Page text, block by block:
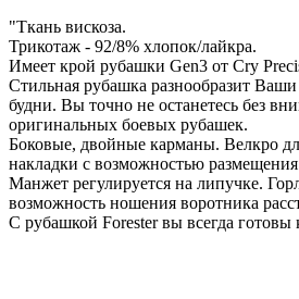
"Ткань вискоза.
Трикотаж - 92/8% хлопок/лайкра.
Имеет крой рубашки Gen3 от Cry
Стильная рубашка разнообразит
будни. Вы точно не останетесь без
оригинальных боевых рубашек.
Боковые, двойные карманы. Велкро
накладки с возможностью
Манжет регулируется на липучке.
возможность ношения воротника
С рубашкой Forester вы всегда